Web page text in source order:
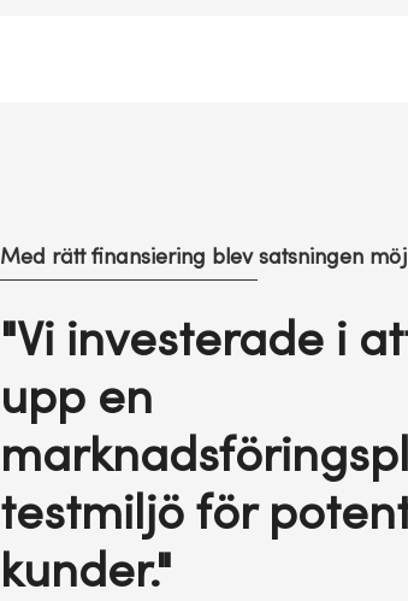
Med rätt finansiering blev satsningen
"Vi investerade i
upp en
testmiljö för
kunder."